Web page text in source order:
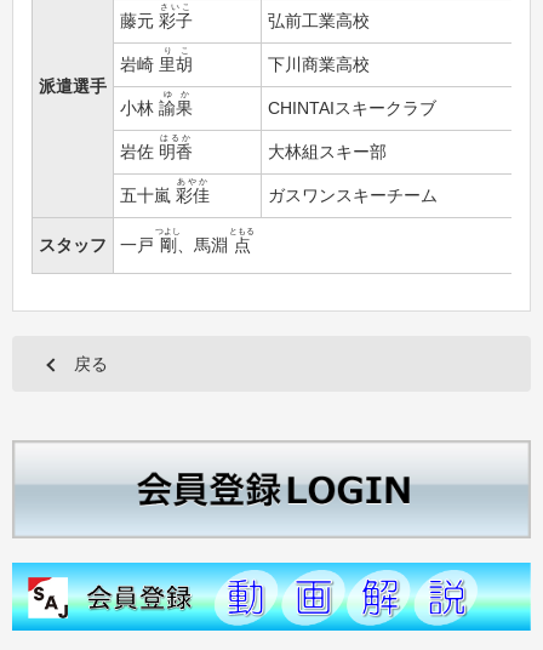
派遣選手
藤元 彩子
さいこ
弘前工業高校
岩崎 里胡
りこ
下川商業高校
小林 諭果
ゆか
CHINTAIスキークラブ
岩佐 明香
はるか
大林組スキー部
五十嵐 彩佳
あやか
ガスワンスキーチーム
スタッフ 一戸 剛
つよし
、馬淵 点
ともる
戻る